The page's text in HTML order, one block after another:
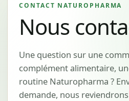
CONTACT NATUROPHARMA
Nous
Une question sur une
complément alimentaire,
routine Naturopharma ?
demande, nous